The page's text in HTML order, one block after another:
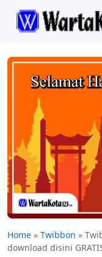
Home » Twibbon »
download disini